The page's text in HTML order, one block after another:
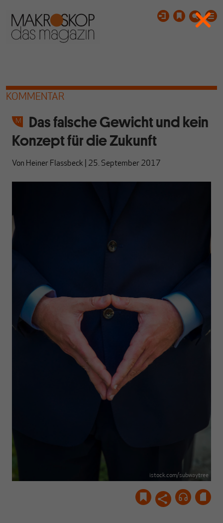
KOMMENTAR
Das falsche Gewicht und kein
Konzept für die Zukunft
Von Heiner Flassbeck 25. September 2017
istock.com/subwaytree